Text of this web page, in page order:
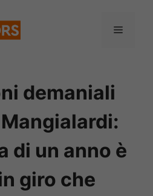
Menu
demaniali
di un anno è
giro che